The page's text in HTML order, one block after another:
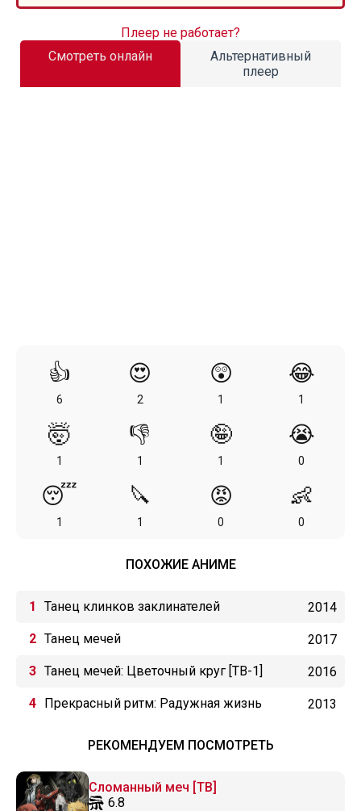
Смотреть онлайн
Альтернативный
плеер
Плеер не работает?
👍
6
😍
2
😲
1
😂
1
🤯
1
👎
1
🤪
1
😭
0
😴
1
🔪
1
😡
0
👶
0
ПОХОЖИЕ АНИМЕ
Танец клинков заклинателей 2014
Танец мечей 2017
Танец мечей: Цветочный круг [ТВ-1] 2016
Прекрасный ритм: Радужная жизнь 2013
РЕКОМЕНДУЕМ ПОСМОТРЕТЬ
Сломанный меч [ТВ]
6.8